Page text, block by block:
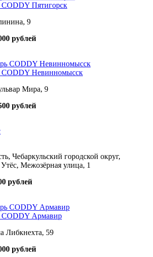
CODDY Пятигорск
9
рублей
CODDY Невинномысск
Мира, 9
рублей
Чебаркульский городской округ,
Межозёрная улица, 1
рублей
CODDY Армавир
Либкнехта, 59
рублей